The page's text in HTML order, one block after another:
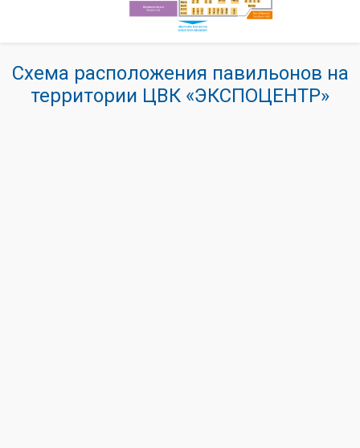
Схема расположения павильонов на
территории ЦВК «ЭКСПОЦЕНТР»